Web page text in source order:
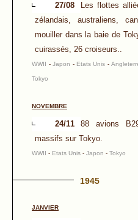
27/08
Les flottes
zélandais, australiens,
mouiller dans la baie de
cuirassés, 26 croiseurs..
WWII -Japon - Etats Unis -
Tokyo
NOVEMBRE
24/11
88 avions
massifs sur Tokyo.
WWII - Etats Unis - Japon - Tokyo
1945
JANVIER